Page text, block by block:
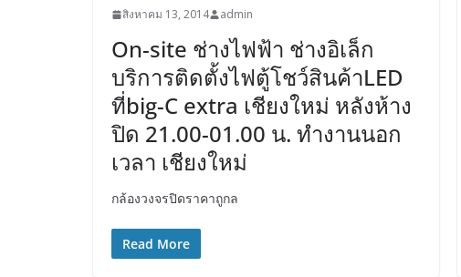
สิงหาคม 13, 2014 admin
On-site ช่างไฟฟ้า ช่างอิเล็ก
บริการติดตั้งไฟตู้โชว์สินค้าLED
ที่big-C extra เชียงใหม่ หลังห้าง
ปิด 21.00-01.00 น. ทำงานนอก
เวลา เชียงใหม่
กล้องวงจรปิดราคาถูกล
Read More